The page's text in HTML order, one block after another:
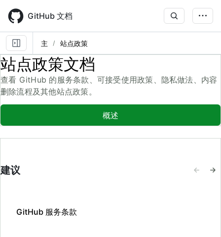
main
content
GitHub 文档
主 站点政策
站点政策文档
查看 GitHub 的服务条款、可接受使用政策、隐私做法、内容
删除流程及其他站点政策。
概述
建议
GitHub 服务条款